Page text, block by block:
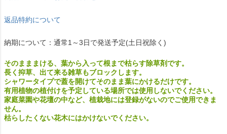
返品特約について
納期について：通常1～3日で発送予定(土日祝除く)
そのまままける、葉から入って根まで枯らす除草剤です。
長く抑草、出て来る雑草もブロックします。
シャワータイプで蓋を開けてそのまま葉にかけるだけです。
有用植物の植付けを予定している場所では使用しないでください。
家庭菜園や花壇の中など、植栽地には登録がないのでご使用できま
せん。
枯らしたくない花木にはかけないでください。